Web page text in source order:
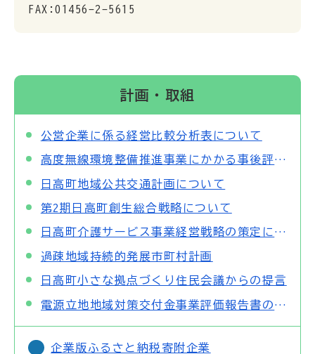
FAX:01456-2-5615
計画・取組
公営企業に係る経営比較分析表について
高度無線環境整備推進事業にかかる事後評価報告書（中間評価）について
日高町地域公共交通計画について
第2期日高町創生総合戦略について
日高町介護サービス事業経営戦略の策定について
過疎地域持続的発展市町村計画
日高町小さな拠点づくり住民会議からの提言
電源立地地域対策交付金事業評価報告書の公表
企業版ふるさと納税寄附企業